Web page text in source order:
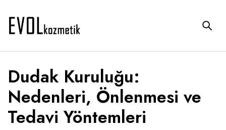
Dudak Kuruluğu:
Nedenleri, Önlenmesi ve
Tedavi Yöntemleri